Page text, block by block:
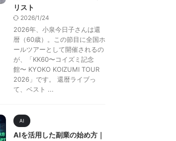
リスト
2026/1/24
2026年、小泉今日子さんは還
暦（60歳）。この節目に全国ホ
ールツアーとして開催されるの
が、「KK60〜コイズミ記念
館〜 KYOKO KOIZUMI TOUR
2026」です。 還暦ライブっ
て、ベスト ...
AI
AIを活用した副業の始め方｜